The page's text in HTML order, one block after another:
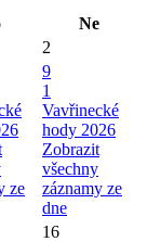
Ne
2
ze
9
1
Vavřinecké
hody 2026
Zobrazit
všechny
záznamy ze
dne
16